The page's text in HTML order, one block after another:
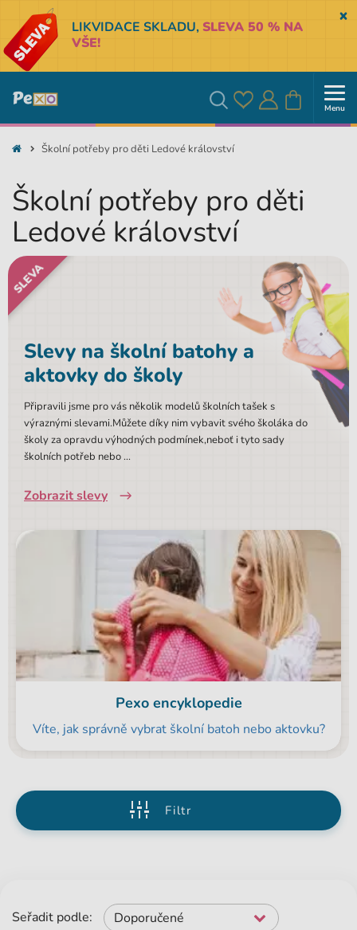
LIKVIDACE SKLADU,SLEVA 50 % NA
VŠE!
Vyhledávání
OblíbenéPřihlásit
Košík Menu
Školní potřeby pro děti Ledové království
Školní potřeby pro děti
Ledové království
SLEVA
Slevy na školní batohy a
aktovky do školy
Připravili jsme pro vás několik modelů školních tašek s
výraznými slevami.Můžete díky nim vybavit svého školáka do
školy za opravdu výhodných podmínek,neboť i tyto sady
školních potřeb nebo ...
Zobrazit slevy
Pexo encyklopedie
Víte, jak správně vybrat školní batoh nebo aktovku?
Filtr
Seřadit podle: Doporučené